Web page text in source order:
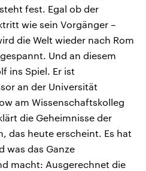
fest. Egal ob der
wie sein Vorgänger –
die Welt wieder nach Rom
Und an diesem
ins Spiel. Er ist
an der Universität
am Wissenschaftskolleg
die Geheimnisse der
das heute erscheint. Es hat
was das Ganze
macht: Ausgerechnet die